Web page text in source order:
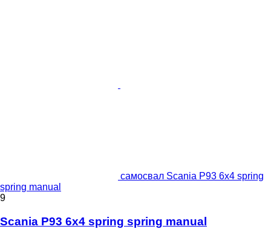
самосвал Scania P93 6x4 spring
spring manual
9
Scania P93 6x4 spring spring manual